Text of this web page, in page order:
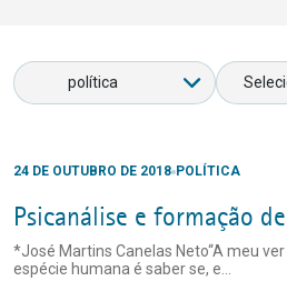
24 DE OUTUBRO DE 2018 POLÍTICA
Psicanálise e formação
*José Martins Canelas Neto“A meu
espécie humana é saber se, e...